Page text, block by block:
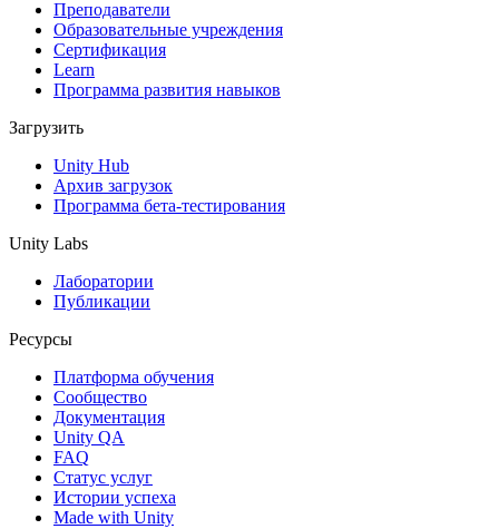
XR-игры
Запускайте XR-игры на разных платформах
Упрощенное создание многопользовательских игр
Преподаватели
Образовательные учреждения
Сертификация
Learn
Программа развития навыков
Загрузить
Unity Hub
Архив загрузок
Программа бета-тестирования
Unity Labs
Лаборатории
Публикации
Ресурсы
Платформа обучения
Сообщество
Документация
Unity QA
FAQ
Статус услуг
Истории успеха
Made with Unity